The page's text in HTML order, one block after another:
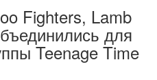
Fighters, Lamb
для
Teenage Time